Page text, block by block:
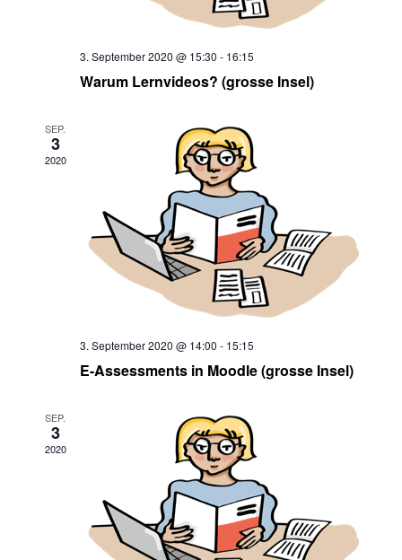
3. September 2020 @ 15:30 - 16:15
Warum Lernvideos? (grosse Insel)
SEP.
3
2020
3. September 2020 @ 14:00 - 15:15
E-Assessments in Moodle (grosse Insel)
SEP.
3
2020